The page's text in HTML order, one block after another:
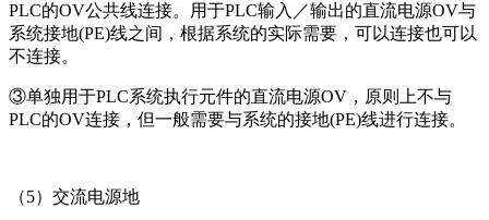
PLC的OV公共线连接。用于PLC输入／输出的直流电源OV与
系统接地(PE)线之间，根据系统的实际需要，可以连接也可以
不连接。
③单独用于PLC系统执行元件的直流电源OV，原则上不与
PLC的OV连接，但一般需要与系统的接地(PE)线进行连接。
（5）交流电源地